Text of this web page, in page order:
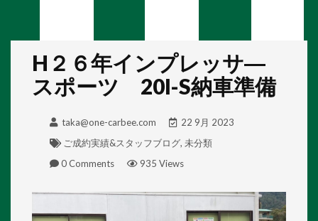
H２６年インプレッサ―
スポーツ 20I-S納車準備
taka@one-carbee.com
22 9月 2023
ご成約実績&スタッフブログ, 未分類
0 Comments
935 Views